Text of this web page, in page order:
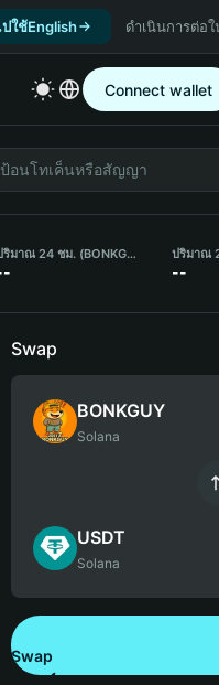
ปใช้English ดำเนินการต่อ
Connect wallet
ปริมาณ 24 ชม. (BONKGUY) ปริมาณ
--
Swap
BONKGUY
Solana
USDT
Solana
Swap